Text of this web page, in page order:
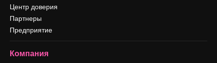
Центр доверия
Партнеры
Предприятие
Компания